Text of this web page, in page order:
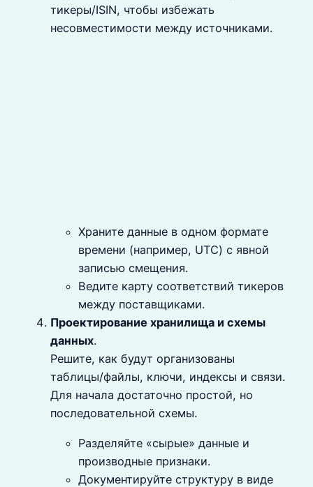
тикеры/ISIN, чтобы избежать
несовместимости между источниками.
Храните данные в одном формате
времени (например, UTC) с явной
записью смещения.
Ведите карту соответствий тикеров
между поставщиками.
Проектирование хранилища и схемы
данных.
Решите, как будут организованы
таблицы/файлы, ключи, индексы и связи.
Для начала достаточно простой, но
последовательной схемы.
Разделяйте «сырые» данные и
производные признаки.
Документируйте структуру в виде